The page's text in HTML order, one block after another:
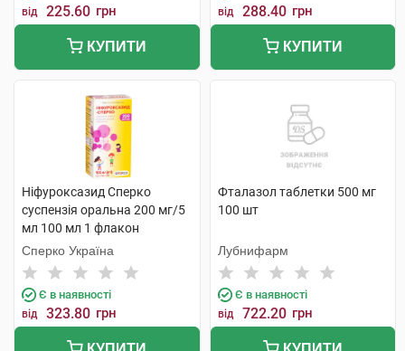
від 225.60 грн
КУПИТИ
від 288.40 грн
КУПИТИ
Ніфуроксазид Сперко
суспензія оральна 200 мг/5
мл 100 мл 1 флакон
Сперко Україна
Є в наявності
від 323.80 грн
Фталазол таблетки 500 мг
100 шт
Лубнифарм
Є в наявності
від 722.20 грн